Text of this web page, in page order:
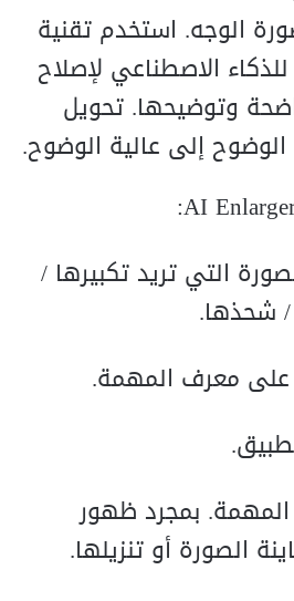
الوجه. استخدم تقنية
الاصطناعي لإصلاح
وتوضيحها. تحويل
إلى عالية الوضوح.
التي تريد تكبيرها /
شحذها.
بمجرد ظهور
الصورة أو تنزيلها.